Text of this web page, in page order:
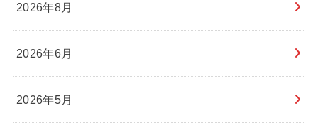
2026年8月
2026年6月
2026年5月